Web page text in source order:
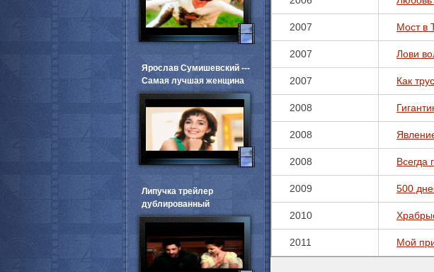
2007 Мост в
2007 Лови
2007 Как
2008
2008
2008 Всегда
2009 500
2010
2011 Мой
Ярослав Сумишевский ---
Самая лучшая женщина
Липучка трейлер
дублированный